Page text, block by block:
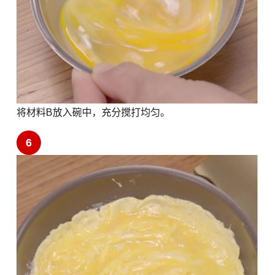
将材料B放入碗中，充分搅打均匀。
6